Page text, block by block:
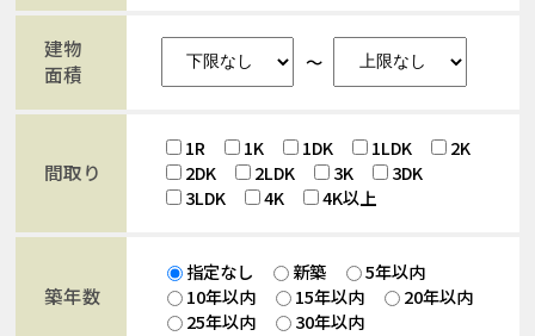
建物
面積
～
間取り
1R 1K 1DK 1LDK
2K
2DK
2LDK 3K
3DK
3LDK
4K 4K以上
築年数
指定なし 新築
5年以内
10年以内
15年以内
20年以内
25年以内
30年以内